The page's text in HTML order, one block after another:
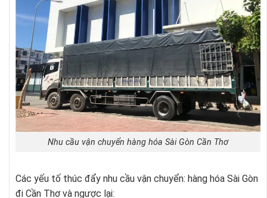
Nhu cầu vận chuyển hàng hóa Sài Gòn Cần Thơ
Các yếu tố thúc đẩy nhu cầu vận chuyển: hàng hóa Sài Gòn
đi Cần Thơ và ngược lại: